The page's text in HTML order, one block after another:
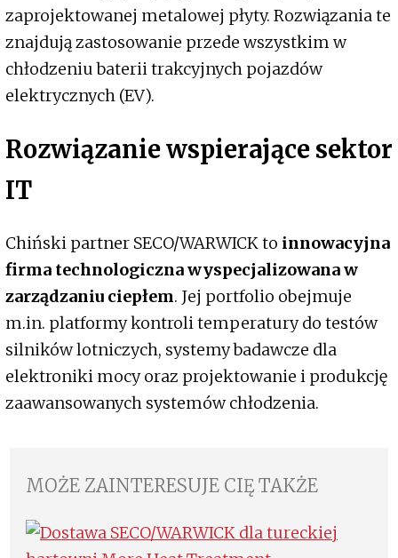
zaprojektowanej metalowej płyty. Rozwiązania te
znajdują zastosowanie przede wszystkim w
chłodzeniu baterii trakcyjnych pojazdów
elektrycznych (EV).
Rozwiązanie wspierające sektor
IT
Chiński partner SECO/WARWICK to innowacyjna
firma technologiczna wyspecjalizowana w
zarządzaniu ciepłem. Jej portfolio obejmuje
m.in. platformy kontroli temperatury do testów
silników lotniczych, systemy badawcze dla
elektroniki mocy oraz projektowanie i produkcję
zaawansowanych systemów chłodzenia.
MOŻE ZAINTERESUJE CIĘ TAKŻE